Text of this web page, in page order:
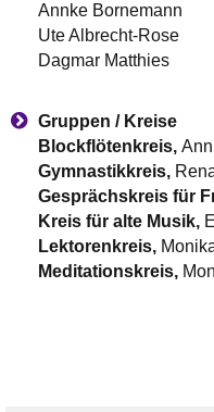
Annke Bornemann
Ute Albrecht-Rose
Dagmar Matthies
Gruppen / Kreise
Blockflötenkreis,
Gymnastikkreis,
Gesprächskreis für
Kreis für alte Musik,
Lektorenkreis,
Meditationskreis,